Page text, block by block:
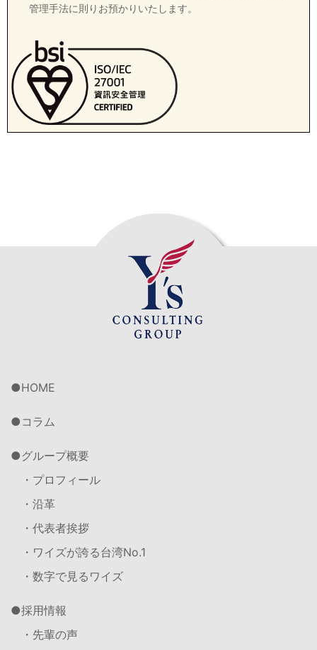
管理手法に則りお預かりいたします。
HOME
コラム
グループ概要
・プロフィール
・沿革
・代表者挨拶
・ワイズが誇る台湾No.1
・数字で見るワイズ
採用情報
・先輩の声